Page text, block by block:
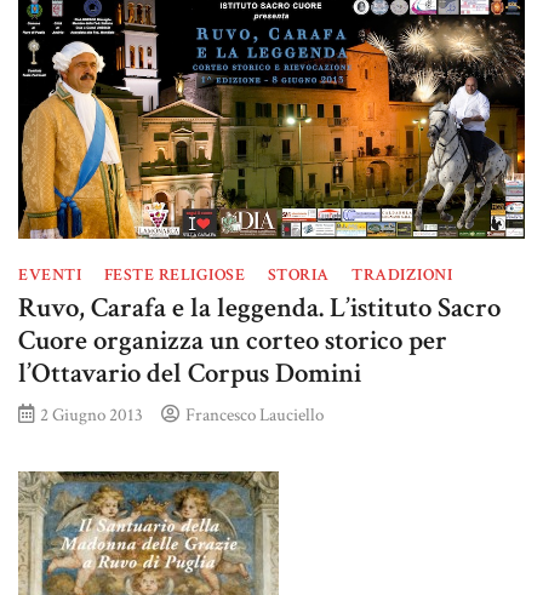
EVENTI FESTE RELIGIOSE STORIA TRADIZIONI
Ruvo, Carafa e la leggenda. L’istituto Sacro
Cuore organizza un corteo storico per
l’Ottavario del Corpus Domini
2 Giugno 2013 Francesco Lauciello